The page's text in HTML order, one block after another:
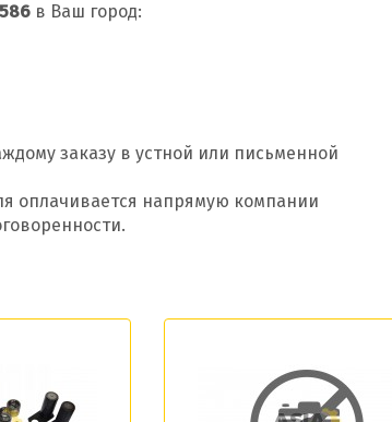
форматы: .xls, .xlsx
в Ваш город:
заказу в устной или письменной
оплачивается напрямую компании